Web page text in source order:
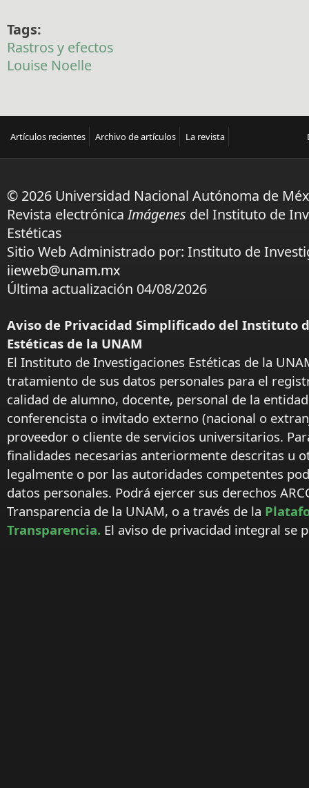
Tags:
Rastros y efectos
Louise Noelle
Artículos recientes Archivo de artículos La revista
© 2026 Universidad Nacional Autónoma de
Revista electrónicaImágenes del Instituto de
Estéticas
Sitio Web Administrado por: Instituto de
iieweb@unam.mx
Última actualización 04/08/2026
Aviso de Privacidad Simplificado del Instituto
Estéticas de la UNAM
El Instituto de Investigaciones Estéticas de la
tratamiento de sus datos personales para el
calidad de alumno, docente, personal de la
conferencista o invitado externo (nacional o
proveedor o cliente de servicios universitarios.
finalidades necesarias anteriormente descritas u
legalmente o por las autoridades competentes
datos personales. Podrá ejercer sus derechos
Transparencia de la UNAM, o a través de la
Transparencia. El aviso de privacidad integral se